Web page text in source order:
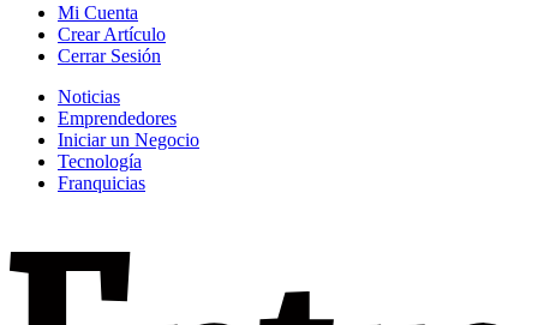
Mi Cuenta
Crear Artículo
Cerrar Sesión
Noticias
Emprendedores
Iniciar un Negocio
Tecnología
Franquicias